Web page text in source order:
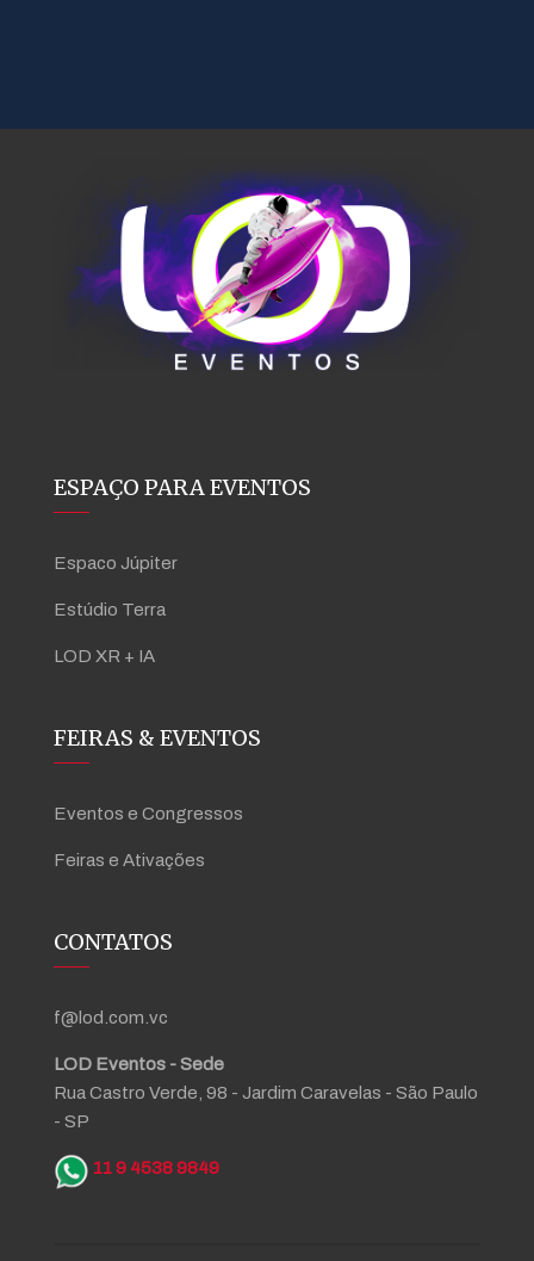
ESPAÇO PARA EVENTOS
Espaco Júpiter
Estúdio Terra
LOD XR + IA
FEIRAS & EVENTOS
Eventos e Congressos
Feiras e Ativações
CONTATOS
f@lod.com.vc
LOD Eventos - Sede
Rua Castro Verde, 98 - Jardim Caravelas - São Paulo
- SP
11 9 4538 9849